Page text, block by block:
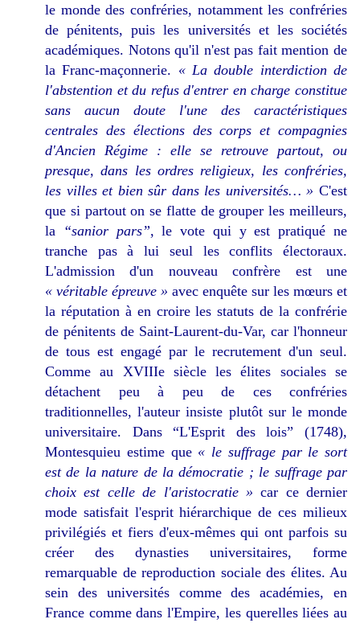
le monde des confréries, notamment les confréries
de pénitents, puis les universités et les sociétés
académiques. Notons qu'il n'est pas fait mention de
la Franc-maçonnerie. « La double interdiction de
l'abstention et du refus d'entrer en charge constitue
sans aucun doute l'une des caractéristiques
centrales des élections des corps et compagnies
d'Ancien Régime : elle se retrouve partout, ou
presque, dans les ordres religieux, les confréries,
les villes et bien sûr dans les universités… » C'est
que si partout on se flatte de grouper les meilleurs,
la “sanior pars”, le vote qui y est pratiqué ne
tranche pas à lui seul les conflits électoraux.
L'admission d'un nouveau confrère est une
« véritable épreuve » avec enquête sur les mœurs et
la réputation à en croire les statuts de la confrérie
de pénitents de Saint-Laurent-du-Var, car l'honneur
de tous est engagé par le recrutement d'un seul.
Comme au XVIIIe siècle les élites sociales se
détachent peu à peu de ces confréries
traditionnelles, l'auteur insiste plutôt sur le monde
universitaire. Dans “L'Esprit des lois” (1748),
Montesquieu estime que « le suffrage par le sort
est de la nature de la démocratie ; le suffrage par
choix est celle de l'aristocratie »car ce dernier
mode satisfait l'esprit hiérarchique de ces milieux
privilégiés et fiers d'eux-mêmes qui ont parfois su
créer des dynasties universitaires, forme
remarquable de reproduction sociale des élites. Au
sein des universités comme des académies, en
France comme dans l'Empire, les querelles liées au